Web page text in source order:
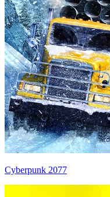
Cyberpunk 2077